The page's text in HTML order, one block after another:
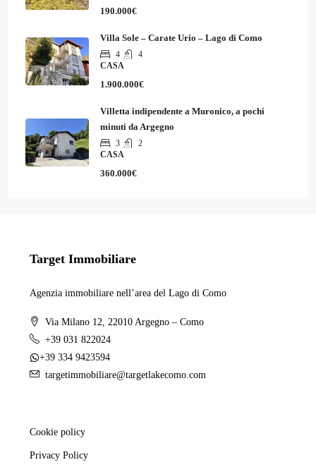
190.000€
Villa Sole – Carate Urio – Lago di Como
4
4
CASA
1.900.000€
Villetta indipendente a Muronico, a pochi
minuti da Argegno
3
2
CASA
360.000€
Target Immobiliare
Agenzia immobiliare nell’area del Lago di Como
Via Milano 12, 22010 Argegno – Como
+39 031 822024
+39 334 9423594
targetimmobiliare@targetlakecomo.com
Cookie policy
Privacy Policy